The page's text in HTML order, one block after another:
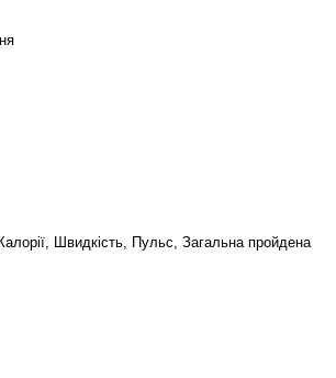
Швидкість, Пульс, Загальна пройдена